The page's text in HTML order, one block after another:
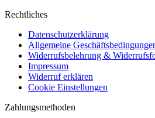
Rechtliches
Datenschutzerklärung
Allgemeine
Widerrufsbelehrung &
Impressum
Widerruf erklären
Cookie Einstellungen
Zahlungsmethoden